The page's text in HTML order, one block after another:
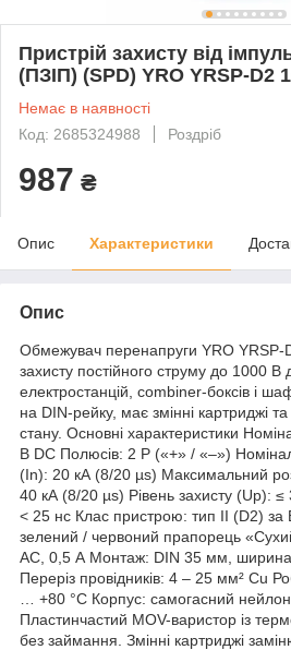
Пристрій захисту від
(ПЗІП) (SPD) YRO YRSP-D2
Немає в наявності
Код: 2685324988
Роздріб
987 ₴
Опис Характеристики
Опис
Обмежувач перенапруги YRO
захисту постійного струму до 1000 В
електростанцій, combiner-боксів і
на DIN-рейку, має змінні картриджі
стану. Основні характеристики
В DC Полюсів: 2 P («+» / «–»)
(In): 20 кА (8/20 µs) Максимальний
40 кА (8/20 µs) Рівень захисту (Up):
< 25 нс Клас пристрою: тип II (D2) за
зелений / червоний прапорець
AC, 0,5 А Монтаж: DIN 35 мм,
Переріз провідників: 4 – 25 мм² Cu
… +80 °C Корпус: самогасний
Пластинчастий MOV-варистор із
без займання. Змінні картриджі